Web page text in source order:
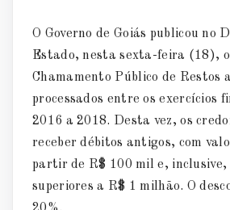
O Governo de Goiás publicou no
Estado, nesta sexta-feira (18),
Chamamento Público de Restos
processados entre os exercícios
2016 a 2018. Desta vez, os
receber débitos antigos, com
partir de R$ 100 mil e, inclusive,
superiores a R$ 1 milhão. O